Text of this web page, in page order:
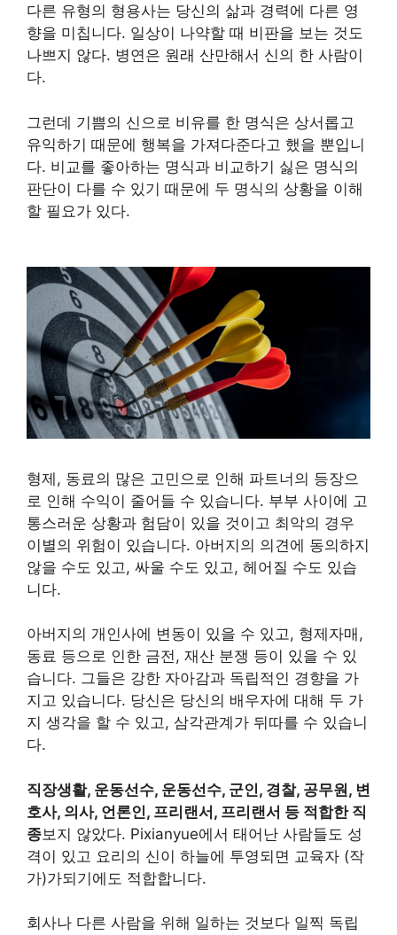
다른 유형의 형용사는 당신의 삶과 경력에 다른 영
향을 미칩니다. 일상이 나약할 때 비판을 보는 것도
나쁘지 않다. 병연은 원래 산만해서 신의 한 사람이
다.
그런데 기쁨의 신으로 비유를 한 명식은 상서롭고
유익하기 때문에 행복을 가져다준다고 했을 뿐입니
다. 비교를 좋아하는 명식과 비교하기 싫은 명식의
판단이 다를 수 있기 때문에 두 명식의 상황을 이해
할 필요가 있다.
형제, 동료의 많은 고민으로 인해 파트너의 등장으
로 인해 수익이 줄어들 수 있습니다. 부부 사이에 고
통스러운 상황과 험담이 있을 것이고 최악의 경우
이별의 위험이 있습니다. 아버지의 의견에 동의하지
않을 수도 있고, 싸울 수도 있고, 헤어질 수도 있습
니다.
아버지의 개인사에 변동이 있을 수 있고, 형제자매,
동료 등으로 인한 금전, 재산 분쟁 등이 있을 수 있
습니다. 그들은 강한 자아감과 독립적인 경향을 가
지고 있습니다. 당신은 당신의 배우자에 대해 두 가
지 생각을 할 수 있고, 삼각관계가 뒤따를 수 있습니
다.
직장생활, 운동선수, 운동선수, 군인, 경찰, 공무원, 변
호사, 의사, 언론인, 프리랜서, 프리랜서 등 적합한 직
종보지 않았다. Pixianyue에서 태어난 사람들도 성
격이 있고 요리의 신이 하늘에 투영되면 교육자 (작
가)가되기에도 적합합니다.
회사나 다른 사람을 위해 일하는 것보다 일찍 독립